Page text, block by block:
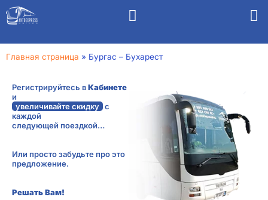
Главная страница » Бургас – Бухарест
Регистрируйтесь вКабинете
и
увеличивайте скидкус
каждой
следующей поездкой…
Или просто забудьте про это
предложение.
Решать Вам!